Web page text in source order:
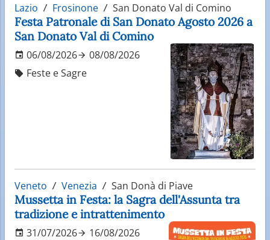
Lazio Frosinone San Donato Val di Comino
Festa Patronale di San Donato Agosto 2026 a
San Donato Val di Comino
06/08/2026
08/08/2026
Feste e Sagre
Veneto Venezia San Donà di Piave
Mussetta in Festa: la Sagra dell'Assunta tra
tradizione e intrattenimento
31/07/2026
16/08/2026